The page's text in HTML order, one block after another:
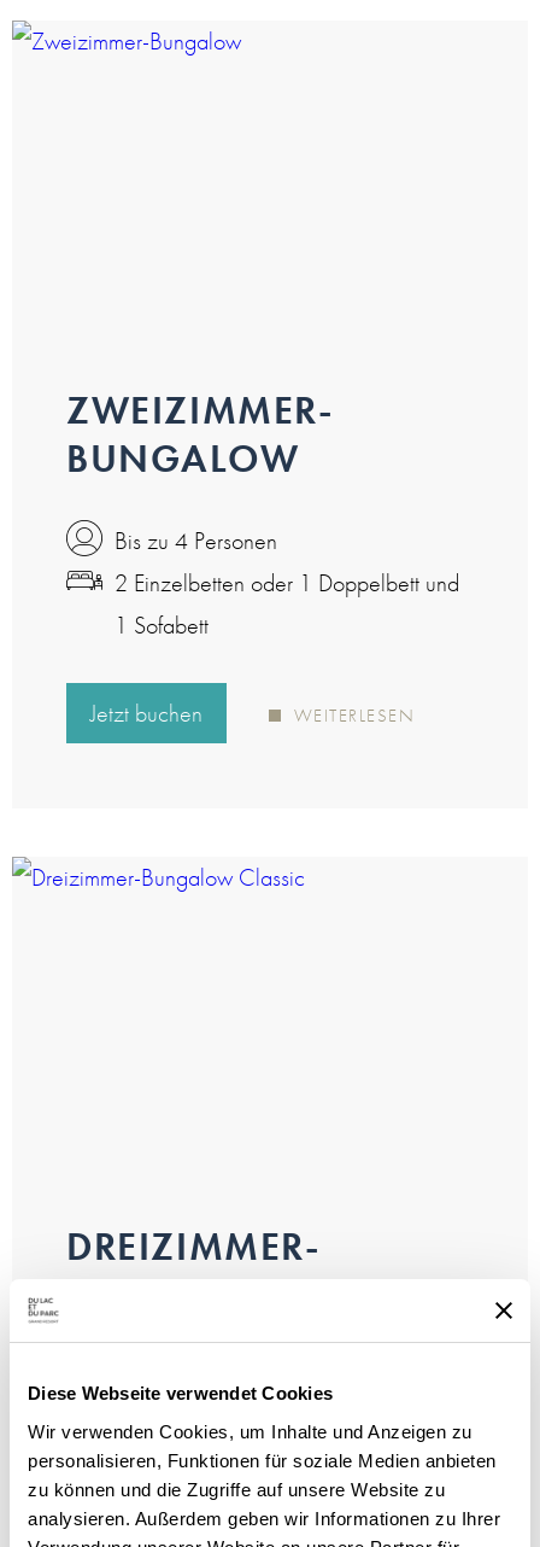
Diese Webseite verwendet Cookies
Wir verwenden Cookies, um Inhalte und Anzeigen zu
personalisieren, Funktionen für soziale Medien anbieten
zu können und die Zugriffe auf unsere Website zu
analysieren. Außerdem geben wir Informationen zu Ihrer
ZWEIZIMMER-
BUNGALOW
Bis zu 4 Personen
2 Einzelbetten oder 1 Doppelbett und
1 Sofabett
Jetzt buchen WEITERLESEN
DREIZIMMER-
2 Einzelbetten, 1 Doppelbett und 1
Sofabett